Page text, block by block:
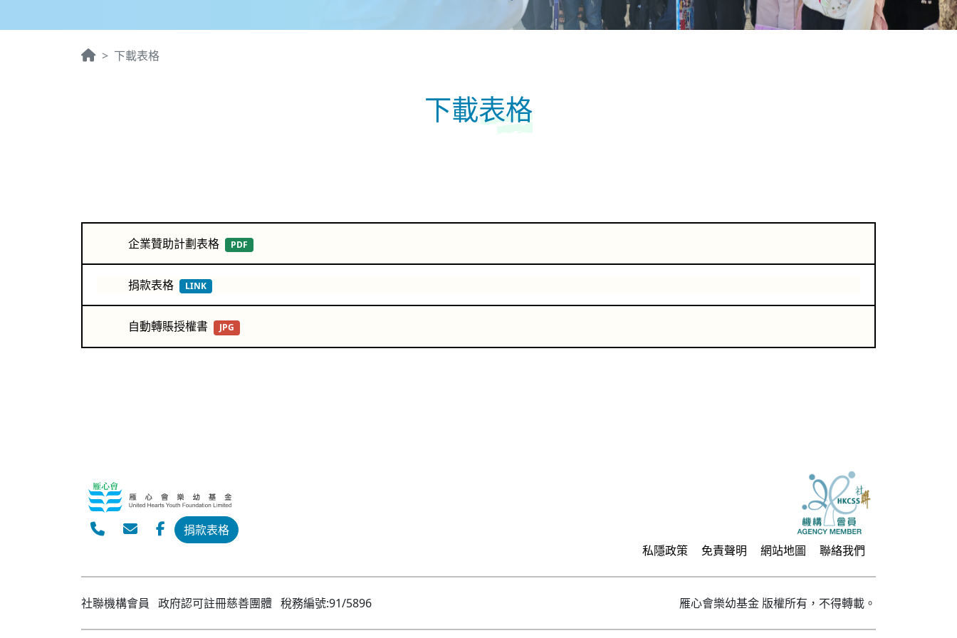
下載表格
下載表格
企業贊助計劃表格 PDF
捐款表格 LINK
自動轉賬授權書 JPG
捐款表格
私隱政策
免責聲明 網站地圖 聯絡我們
社聯機構會員 政府認可註冊慈善團體 稅務編號:91/5896 雁心會樂幼基金 版權所有，不得轉載。